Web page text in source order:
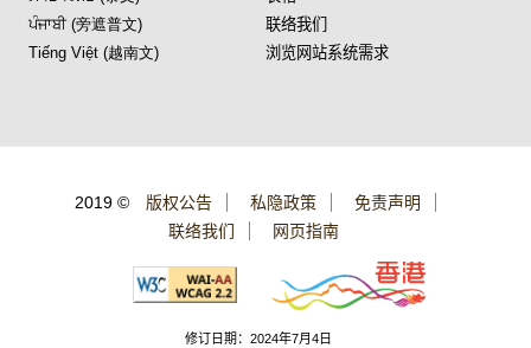
ਪੰਜਾਬੀ (旁遮普文)
Tiếng Việt (越南文)
联络我们
浏览网站系统需求
2019 © 版权公告 私隐政策
免责声明
联络我们
网页指南
修订日期：2024年7月4日